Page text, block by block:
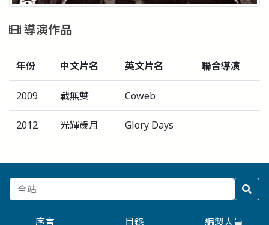
導演作品
年份 中文片名 英文片名 聯合導演
2009 戰無雙 Coweb
2012 光輝歲月 Glory Days
序言 目錄 編製人員